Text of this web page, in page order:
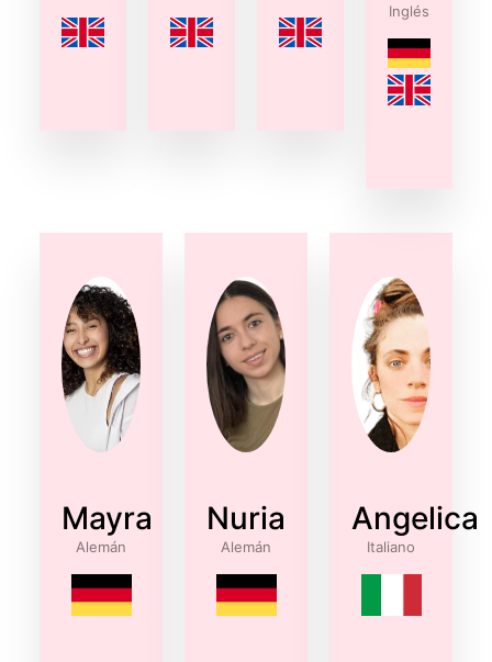
Inglés
Mayra
Alemán
Nuria
Alemán
Angelica
Italiano